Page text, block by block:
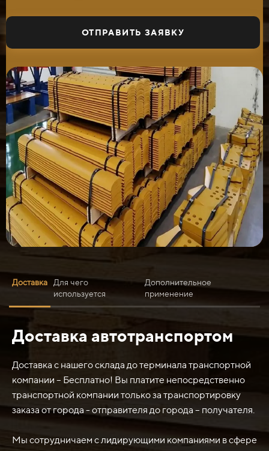
ОТПРАВИТЬ ЗАЯВКУ
Доставка
Для чего
используется
Дополнительное
применение
Доставка автотранспортом
Доставка с нашего склада до терминала транспортной
компании – Бесплатно! Вы платите непосредственно
транспортной компании только за транспортировку
заказа от города - отправителя до города – получателя.
Мы сотрудничаем с лидирующими компаниями в сфере
Нож 1260х130х30 бронированный обычно
используется для различных задач, требующих
высокой прочности и стойкости. Он может
использоваться для резки или раскраивания твердых
материалов, таких как металлы, пластик, камень или
дерево. Благодаря своей бронированной конструкции,
нож обладает значительной прочностью и
устойчивостью к износу, что позволяет ему справляться